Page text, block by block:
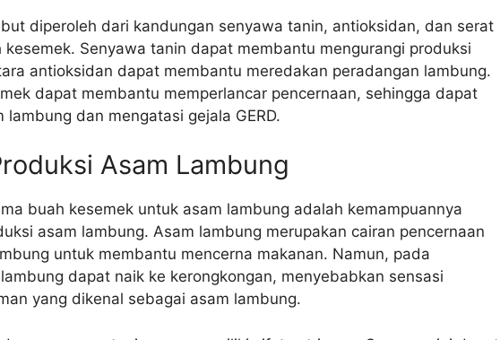
diperoleh dari kandungan senyawa tanin, antioksidan, dan serat
Senyawa tanin dapat membantu mengurangi produksi
antioksidan dapat membantu meredakan peradangan lambung.
dapat membantu memperlancar pencernaan, sehingga dapat
lambung dan mengatasi gejala GERD.
Asam Lambung
buah kesemek untuk asam lambung adalah kemampuannya
asam lambung. Asam lambung merupakan cairan pencernaan
untuk membantu mencerna makanan. Namun, pada
dapat naik ke kerongkongan, menyebabkan sensasi
yang dikenal sebagai asam lambung.